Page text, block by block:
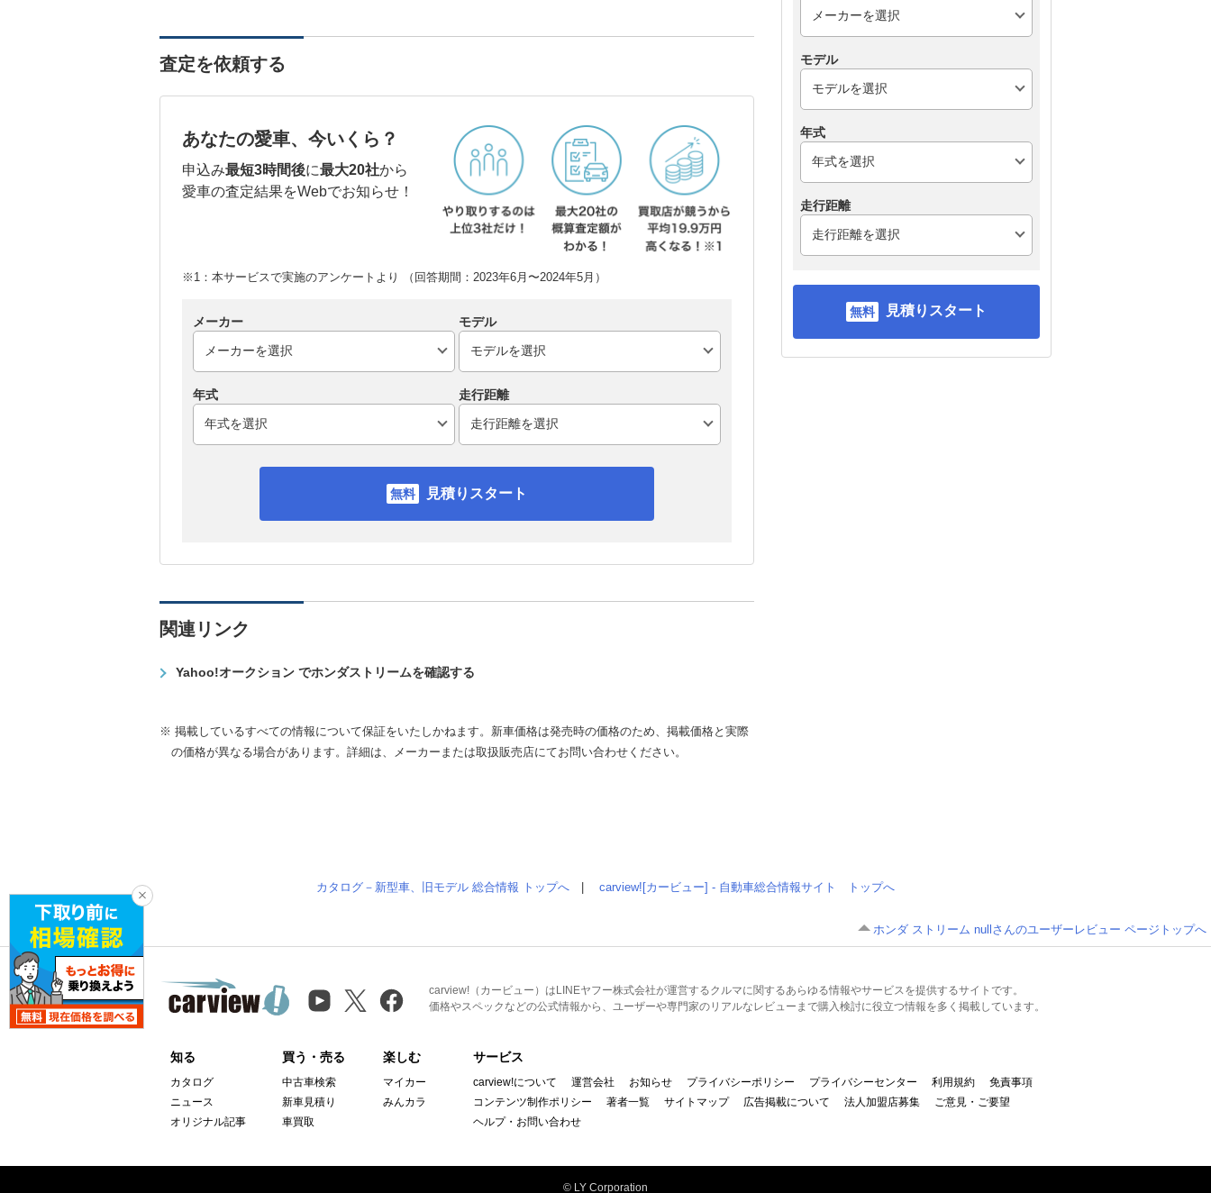
査定を依頼する
あなたの愛車、今いくら？
申込み最短3時間後に最大20社から
愛車の査定結果をWebでお知らせ！
※1：本サービスで実施のアンケートより （回答期間：2023年6月〜2024年5月）
メーカー モデル
年式 走行距離
見積りスタート
関連リンク
Yahoo!オークション でホンダストリームを確認する
※ 掲載しているすべての情報について保証をいたしかねます。新車価格は発売時の価格のため、掲載価格と実際
の価格が異なる場合があります。詳細は、メーカーまたは取扱販売店にてお問い合わせください。
モデル
年式
走行距離
見積りスタート
カタログ－新型車、旧モデル 総合情報 トップへ carview![カービュー] - 自動車総合情報サイト トップへ
ホンダ ストリーム nullさんのユーザーレビュー ページトップへ
carview!（カービュー）はLINEヤフー株式会社が運営するクルマに関するあらゆる情報やサービスを提供するサイトです。
価格やスペックなどの公式情報から、ユーザーや専門家のリアルなレビューまで購入検討に役立つ情報を多く掲載しています。
知る
カタログ
ニュース
オリジナル記事
買う・売る
中古車検索
新車見積り
車買取
楽しむ
マイカー
みんカラ
サービス
carview!について 運営会社 お知らせ プライバシーポリシー プライバシーセンター 利用規約
免責事項
コンテンツ制作ポリシー
著者一覧 サイトマップ 広告掲載について 法人加盟店募集
ご意見・ご要望
ヘルプ・お問い合わせ
© LY Corporation